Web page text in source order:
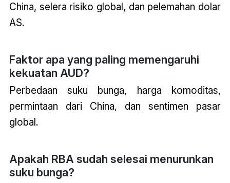
China, selera risiko global, dan pelemahan dolar
AS.
Faktor apa yang paling memengaruhi
kekuatan AUD?
Perbedaan suku bunga, harga komoditas,
permintaan dari China, dan sentimen pasar
global.
Apakah RBA sudah selesai menurunkan
suku bunga?